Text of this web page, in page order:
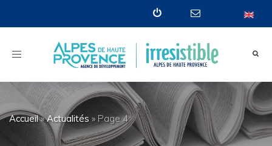
Toggle
navigation
Accueil»Actualités » Page 4